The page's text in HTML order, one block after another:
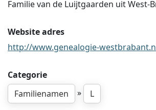
Familie van de Luijtgaarden uit West-
Website adres
http://www.genealogie-
Categorie
Familienamen
» L